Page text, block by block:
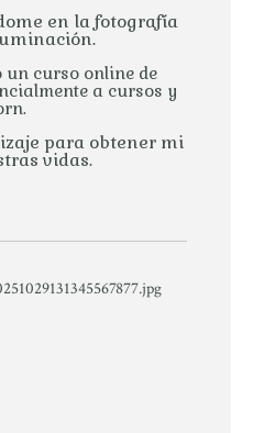
en la fotografía
.
un curso online de
a cursos y
para obtener mi
vidas.